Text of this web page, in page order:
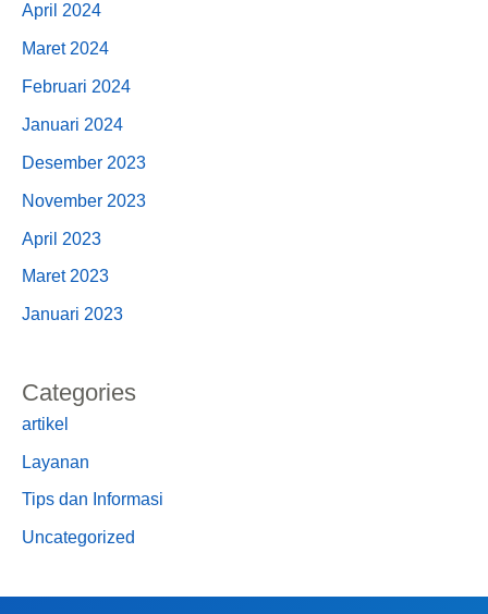
April 2024
Maret 2024
Februari 2024
Januari 2024
Desember 2023
November 2023
April 2023
Maret 2023
Januari 2023
Categories
artikel
Layanan
Tips dan Informasi
Uncategorized